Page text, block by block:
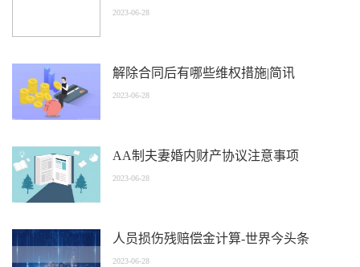
2023-06-28
解除合同后有哪些维权措施|简讯
2023-06-28
AA制夫妻婚内财产协议注意事项
2023-06-28
人员损伤残赔偿金计算-世界今头条
2023-06-28